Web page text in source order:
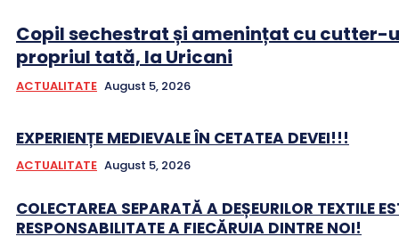
Copil sechestrat și amenințat cu cutter-
propriul tată, la Uricani
ACTUALITATE August 5, 2026
EXPERIENȚE MEDIEVALE ÎN CETATEA DEVEI!!!
ACTUALITATE August 5, 2026
COLECTAREA SEPARATĂ A DEȘEURILOR TEXTILE
RESPONSABILITATE A FIECĂRUIA DINTRE NOI!